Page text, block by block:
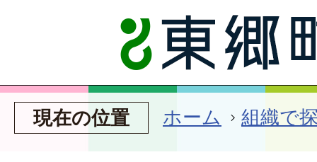
現在の位置 ホーム 組織で